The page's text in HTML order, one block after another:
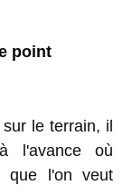
point
le terrain, il
l'avance où
que l'on veut